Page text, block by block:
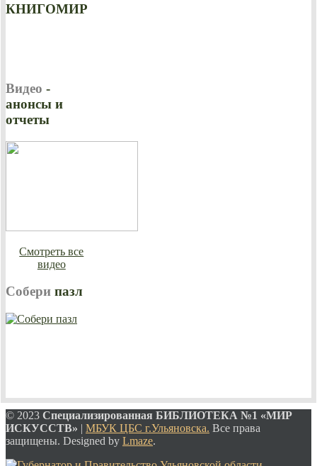
КНИГОМИР
Видео -
анонсы и
отчеты
Смотреть все
видео
Собери пазл
© 2023 Специализированная БИБЛИОТЕКА №1 «МИР
ИСКУССТВ» | МБУК ЦБС г.Ульяновска. Все права
защищены. Designed by Lmaze.